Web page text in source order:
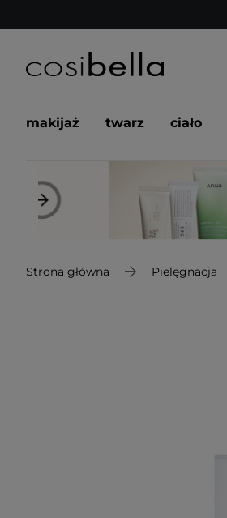
makijaż twarz ciało
Strona główna Pielęgnacja